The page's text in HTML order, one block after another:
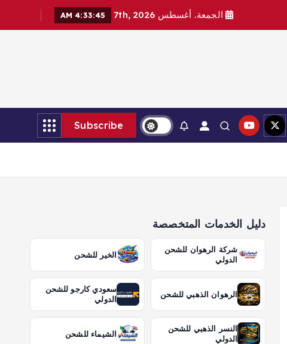
الجمعة. أغسطس 7th, 2026 4:33:47 AM
Subscribe
دليل الخدمات المتخصصة
شركة الرهوان للشحن
الدولي
الخير للشحن
الرهوان الذهبي للشحن
سعودي كارجو للشحن
الدولي
النسر الذهبي للشحن
الدولي
الشيماء للشحن